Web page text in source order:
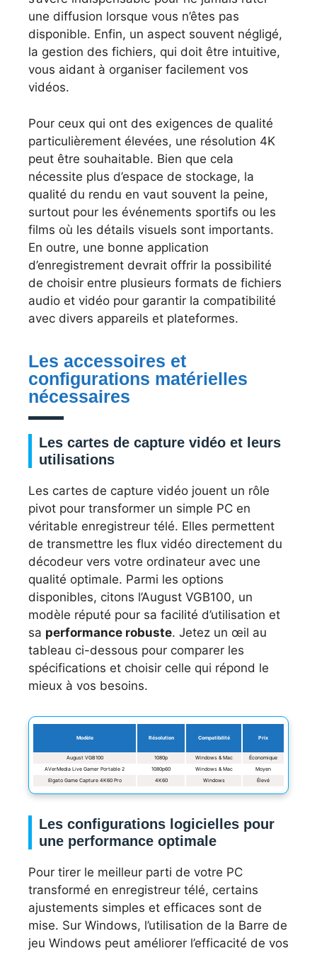
une diffusion lorsque vous n’êtes pas
disponible. Enfin, un aspect souvent négligé,
la gestion des fichiers, qui doit être intuitive,
vous aidant à organiser facilement vos
vidéos.
Pour ceux qui ont des exigences de qualité
particulièrement élevées, une résolution 4K
peut être souhaitable. Bien que cela
nécessite plus d’espace de stockage, la
qualité du rendu en vaut souvent la peine,
surtout pour les événements sportifs ou les
films où les détails visuels sont importants.
En outre, une bonne application
d’enregistrement devrait offrir la possibilité
de choisir entre plusieurs formats de fichiers
audio et vidéo pour garantir la compatibilité
avec divers appareils et plateformes.
Les accessoires et
configurations matérielles
nécessaires
Les cartes de capture vidéo et leurs
utilisations
Les cartes de capture vidéo jouent un rôle
pivot pour transformer un simple PC en
véritable enregistreur télé. Elles permettent
de transmettre les flux vidéo directement du
décodeur vers votre ordinateur avec une
qualité optimale. Parmi les options
disponibles, citons l’August VGB100, un
modèle réputé pour sa facilité d’utilisation et
sa performance robuste. Jetez un œil au
tableau ci-dessous pour comparer les
spécifications et choisir celle qui répond le
mieux à vos besoins.
Modèle Résolution Compatibilité Prix
August VGB100 1080p Windows & Mac
Économique
AVerMedia Live Gamer Portable 2
1080p60 Windows & Mac
Moyen
Elgato Game Capture 4K60 Pro
4K60 Windows Élevé
Les configurations logicielles pour
une performance optimale
Pour tirer le meilleur parti de votre PC
transformé en enregistreur télé, certains
ajustements simples et efficaces sont de
mise. Sur Windows, l’utilisation de la Barre de
jeu Windows peut améliorer l’efficacité de vos